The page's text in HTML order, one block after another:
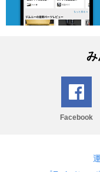
み
Facebook